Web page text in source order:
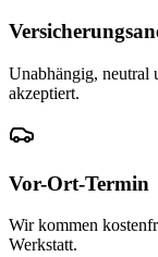
Unabhängig, neutral
akzeptiert.
Vor-Ort-Termin
Wir kommen
Werkstatt.